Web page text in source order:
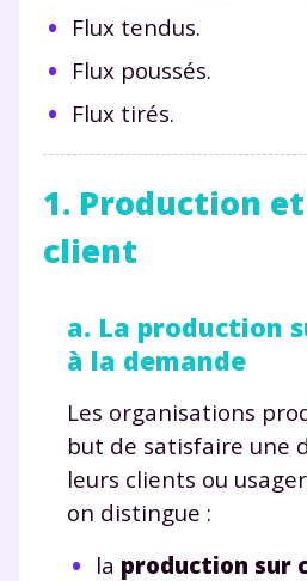
Flux tendus.
Flux poussés.
Flux tirés.
1. Production
client
a. La production
à la demande
Les organisations
but de satisfaire une
leurs clients ou
on distingue :
la production sur